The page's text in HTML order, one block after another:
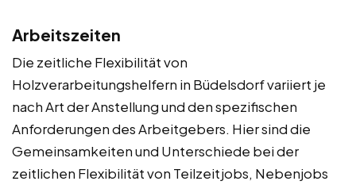
Arbeitszeiten
Die zeitliche Flexibilität von
Holzverarbeitungshelfern in Büdelsdorf variiert je
nach Art der Anstellung und den spezifischen
Anforderungen des Arbeitgebers. Hier sind die
Gemeinsamkeiten und Unterschiede bei der
zeitlichen Flexibilität von Teilzeitjobs, Nebenjobs